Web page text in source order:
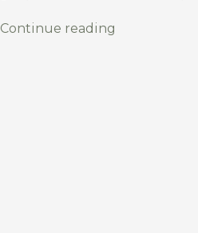
Continue reading